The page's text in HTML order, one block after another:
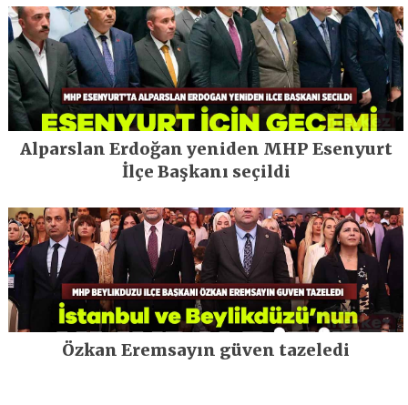
Alparslan Erdoğan yeniden MHP Esenyurt
İlçe Başkanı seçildi
Özkan Eremsayın güven tazeledi